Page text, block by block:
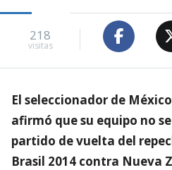
218
visitas
El seleccionador de
afirmó que su equipo no
partido de vuelta del
Brasil 2014 contra Nueva